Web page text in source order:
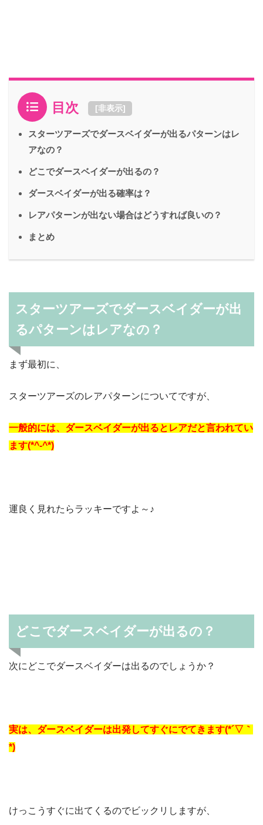
目次 [非表示]
スターツアーズでダースベイダーが出るパターンはレ
アなの？
どこでダースベイダーが出るの？
ダースベイダーが出る確率は？
レアパターンが出ない場合はどうすれば良いの？
まとめ
スターツアーズでダースベイダーが出
るパターンはレアなの？
まず最初に、
スターツアーズのレアパターンについてですが、
一般的には、ダースベイダーが出るとレアだと言われてい
ます(*^-^*)
運良く見れたらラッキーですよ～♪
どこでダースベイダーが出るの？
次にどこでダースベイダーは出るのでしょうか？
実は、ダースベイダーは出発してすぐにでてきます(*´▽｀
*)
けっこうすぐに出てくるのでビックリしますが、